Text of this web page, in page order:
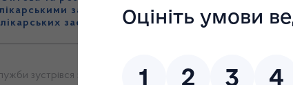
лікарськими засобами, імпорт
лікарських засобів (крім АФІ)
нагляд
(контроль)
зустрівся з міжнародними експертами